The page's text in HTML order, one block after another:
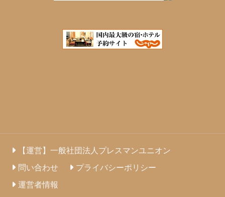
【運営】一般社団法人プレスマンユニオン
問い合わせ
プライバシーポリシー
運営者情報